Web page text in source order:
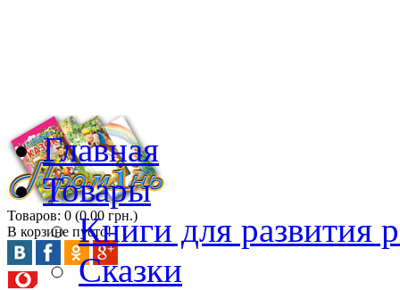
Товаров: 0 (0.00 грн.)
В корзине пусто!
Главная
Товары
Книги для развития
Сказки